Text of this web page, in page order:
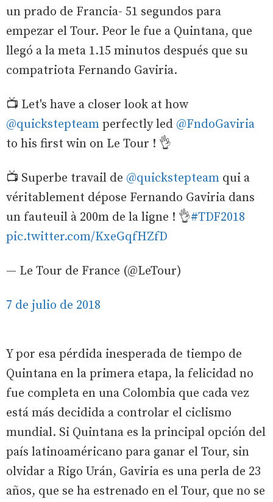
un prado de Francia- 51 segundos para
empezar el Tour. Peor le fue a Quintana, que
llegó a la meta 1.15 minutos después que su
compatriota Fernando Gaviria.
📺 Let's have a closer look at how
@quickstepteam perfectly led @FndoGaviria
to his first win on Le Tour ! 👌
📺 Superbe travail de @quickstepteam qui a
véritablement dépose Fernando Gaviria dans
un fauteuil à 200m de la ligne ! 👌#TDF2018
pic.twitter.com/KxeGqfHZfD
— Le Tour de France (@LeTour)
7 de julio de 2018
Y por esa pérdida inesperada de tiempo de
Quintana en la primera etapa, la felicidad no
fue completa en una Colombia que cada vez
está más decidida a controlar el ciclismo
mundial. Si Quintana es la principal opción del
país latinoaméricano para ganar el Tour, sin
olvidar a Rigo Urán, Gaviria es una perla de 23
años, que se ha estrenado en el Tour, que no se